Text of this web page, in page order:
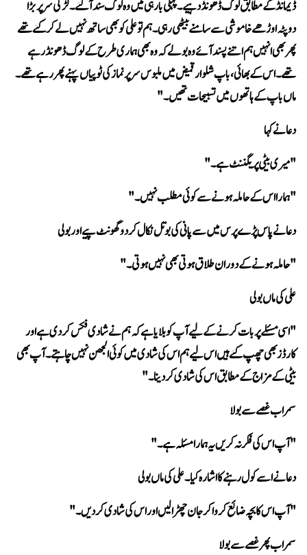
ماں باپ کے ہاتھوں میں تسبیحات تھیں۔"
دعا نے کہا
"میری بیٹی پریگننٹ ہے۔"
"ہمارا اس کے حاملہ ہونے سے کوئی مطلب نہیں۔"
دعا نے پاس پڑے پرس میں سے پانی کی بوتل نکال کر دو گھونٹ پیے اور بولی
"حاملہ ہونے کے دوران طلاق ہوتی بھی نہیں ہوتی۔"
علی کی ماں بولی
بیٹی کے مزاج کے مطابق اس کی شادی کر دینا۔"
سمراب غصے سے بولا
"آپ اس کی فکر نہ کریں یہ ہمارا مسئلہ ہے۔"
دعا نے اسے کول رہنے کا اشارہ کیا۔ علی کی ماں بولی
"آپ اس کا بچہ ضائع کروا کر جان چھڑا لیں اور اس کی شادی کر دیں۔"
سمراب پھر غصے سے بولا